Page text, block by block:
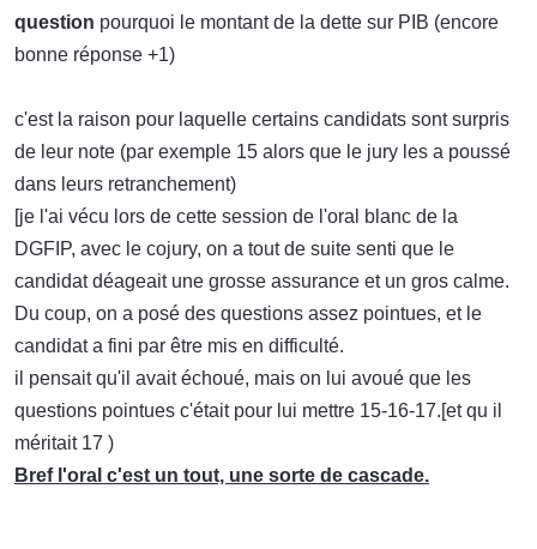
question pourquoi le montant de la dette sur PIB (encore
bonne réponse +1)
c'est la raison pour laquelle certains candidats sont surpris
de leur note (par exemple 15 alors que le jury les a poussé
dans leurs retranchement)
[je l'ai vécu lors de cette session de l'oral blanc de la
DGFIP, avec le cojury, on a tout de suite senti que le
candidat déageait une grosse assurance et un gros calme.
Du coup, on a posé des questions assez pointues, et le
candidat a fini par être mis en difficulté.
il pensait qu'il avait échoué, mais on lui avoué que les
questions pointues c'était pour lui mettre 15-16-17.[et qu il
méritait 17 )
Bref l'oral c'est un tout, une sorte de cascade.